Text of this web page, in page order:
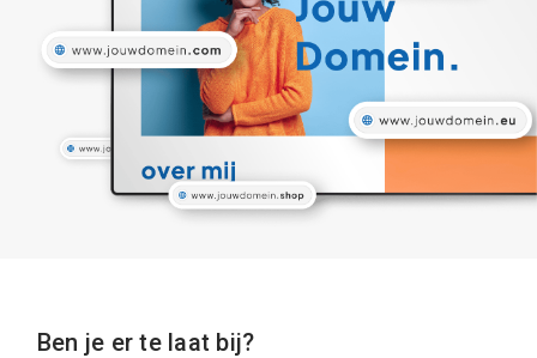
Ben je er te laat bij?